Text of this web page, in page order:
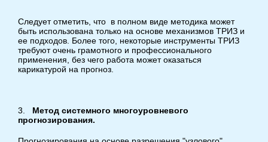
Следует отметить, что в полном виде методика может
быть использована только на основе механизмов ТРИЗ и
ее подходов. Более того, некоторые инструменты ТРИЗ
требуют очень грамотного и профессионального
применения, без чего работа может оказаться
карикатурой на прогноз.
3. Метод системного многоуровневого
прогнозирования.